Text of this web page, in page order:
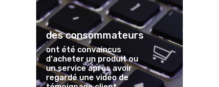
des consommateurs
ont été convaincus
d'acheter un produit ou
un service après avoir
regardé une vidéo de